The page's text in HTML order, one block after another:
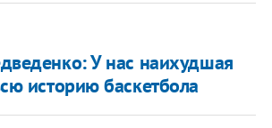
У нас наихудшая
историю баскетбола